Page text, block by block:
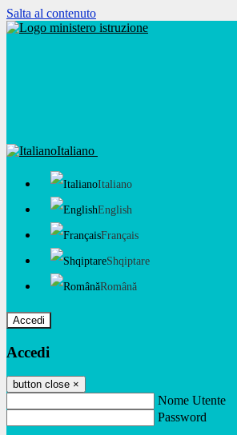
Salta al contenuto
Italiano
Italiano
English
Français
Shqiptare
Română
Accedi
Accedi
button close ×
Nome Utente
Password